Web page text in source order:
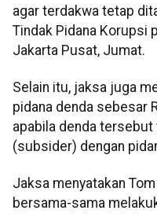
agar terdakwa tetap
Tindak Pidana Korupsi
Jakarta Pusat, Jumat.
Selain itu, jaksa juga
pidana denda sebesar
apabila denda
(subsider) dengan
Jaksa menyatakan
bersama-sama